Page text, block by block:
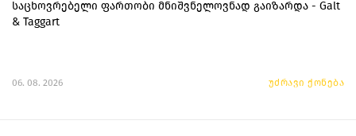
საცხოვრებელი ფართობი მნიშვნელოვნად გაიზარდა - Galt
& Taggart
06. 08. 2026 უძრავი ქონება